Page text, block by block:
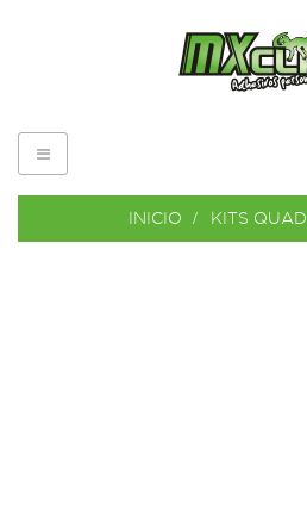
Navegación
de
palanca
INICIO > KITS QUAD